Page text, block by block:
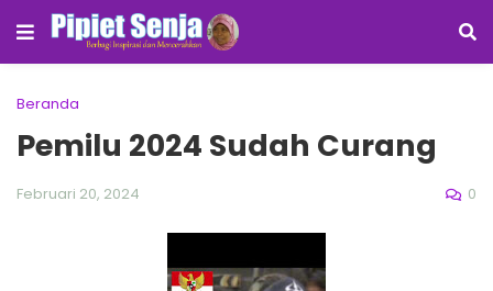
Beranda
Pemilu 2024 Sudah Curang
Februari 20, 2024 0